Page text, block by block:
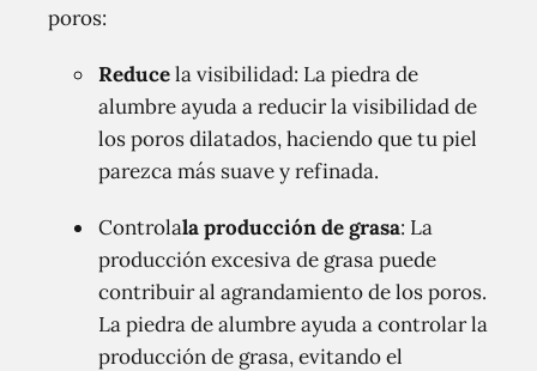
poros:
Reducela visibilidad: La piedra de
alumbre ayuda a reducir la visibilidad de
los poros dilatados, haciendo que tu piel
parezca más suave y refinada.
Controlala producción de grasa: La
producción excesiva de grasa puede
contribuir al agrandamiento de los poros.
La piedra de alumbre ayuda a controlar la
producción de grasa, evitando el